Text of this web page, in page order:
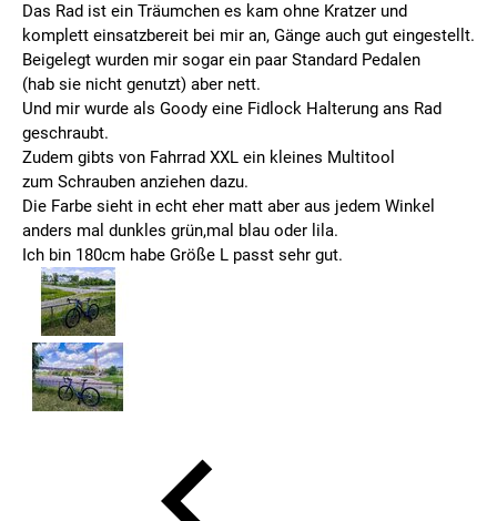
Das Rad ist ein Träumchen es kam ohne Kratzer und
komplett einsatzbereit bei mir an, Gänge auch gut eingestellt.
Beigelegt wurden mir sogar ein paar Standard Pedalen
(hab sie nicht genutzt) aber nett.
Und mir wurde als Goody eine Fidlock Halterung ans Rad
geschraubt.
Zudem gibts von Fahrrad XXL ein kleines Multitool
zum Schrauben anziehen dazu.
Die Farbe sieht in echt eher matt aber aus jedem Winkel
anders mal dunkles grün,mal blau oder lila.
Ich bin 180cm habe Größe L passt sehr gut.